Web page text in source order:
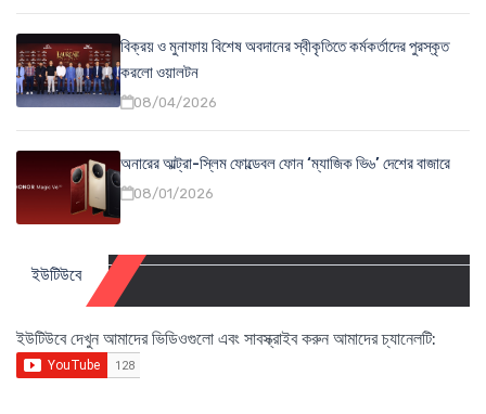
বিক্রয় ও মুনাফায় বিশেষ অবদানের স্বীকৃতিতে কর্মকর্তাদের পুরস্কৃত
করলো ওয়ালটন
08/04/2026
অনারের আল্ট্রা-স্লিম ফোল্ডেবল ফোন ‘ম্যাজিক ভি৬’ দেশের বাজারে
08/01/2026
ইউটিউবে
ইউটিউবে দেখুন আমাদের ভিডিওগুলো এবং সাবস্ক্রাইব করুন আমাদের চ্যানেলটি: